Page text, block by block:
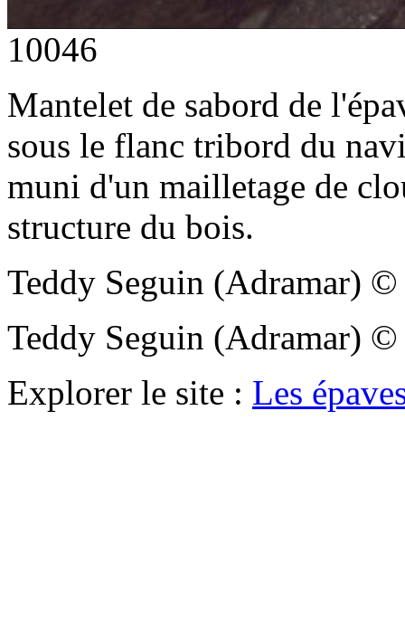
10046
Mantelet de sabord de
sous le flanc tribord du
muni d'un mailletage de
structure du bois.
Teddy Seguin (Adramar)
Teddy Seguin (Adramar)
Explorer le site : Les